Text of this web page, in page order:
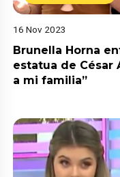
16 Nov 2023
Brunella Horna
estatua de César
a mi familia”